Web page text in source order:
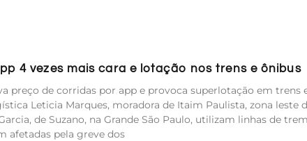
4 vezes mais cara e lotação nos trens e ônibus
preço de corridas por app e provoca superlotação em trens
Leticia Marques, moradora de Itaim Paulista, zona leste
de Suzano, na Grande São Paulo, utilizam linhas de trem
afetadas pela greve dos